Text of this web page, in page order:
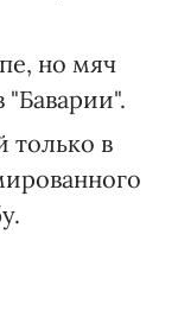
но мяч
"Баварии".
только в